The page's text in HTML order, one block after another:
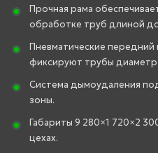
Прочная рама
обработке труб длиной
Пневматические
фиксируют трубы
Система дымоудаления
зоны.
Габариты 9 280×1 720×2
цехах.